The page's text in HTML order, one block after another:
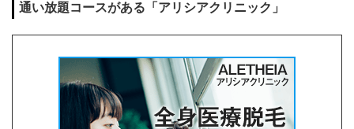
キャンセル料 前日まで無料
通い放題コースがある「アリシアクリニック」